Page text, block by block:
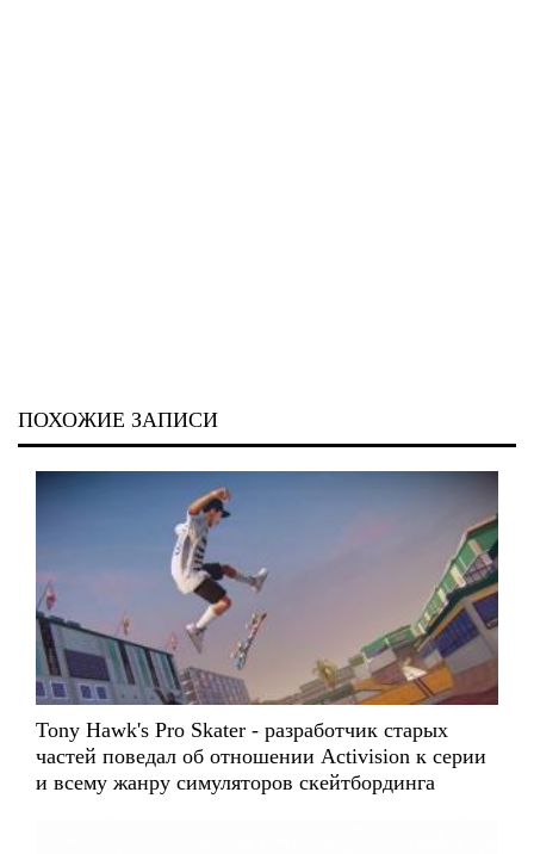
ПОХОЖИЕ ЗАПИСИ
Tony Hawk's Pro Skater - разработчик старых
частей поведал об отношении Activision к серии
и всему жанру симуляторов скейтбординга